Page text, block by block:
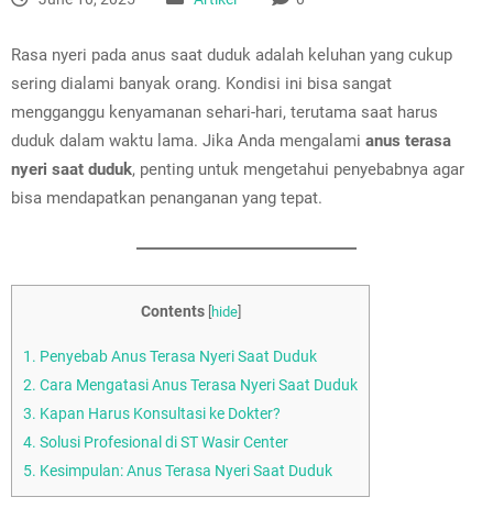
Rasa nyeri pada anus saat duduk adalah keluhan yang cukup
sering dialami banyak orang. Kondisi ini bisa sangat
mengganggu kenyamanan sehari-hari, terutama saat harus
duduk dalam waktu lama. Jika Anda mengalami anus terasa
nyeri saat duduk, penting untuk mengetahui penyebabnya agar
bisa mendapatkan penanganan yang tepat.
Contents hide]
1. Penyebab Anus Terasa Nyeri Saat Duduk
2. Cara Mengatasi Anus Terasa Nyeri Saat Duduk
3. Kapan Harus Konsultasi ke Dokter?
4. Solusi Profesional di ST Wasir Center
5. Kesimpulan: Anus Terasa Nyeri Saat Duduk